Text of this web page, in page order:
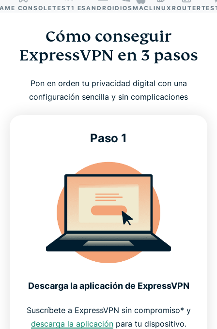
CONSOLETEST1 ES ANDROIDIOSMACLINUX ROUTERTEST2
Cómo conseguir
ExpressVPN en 3 pasos
Pon en orden tu privacidad digital con una
configuración sencilla y sin complicaciones
Paso 1
Descarga la aplicación de ExpressVPN
Suscríbete a ExpressVPN sin compromiso* y
descarga la aplicaciónpara tu dispositivo.